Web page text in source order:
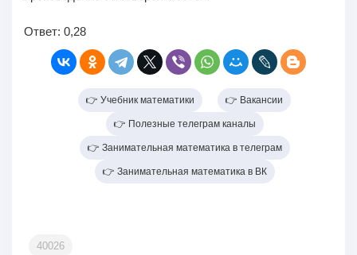
Ответ: 0,28
👉 Учебник математики 👉 Вакансии
👉 Полезные телеграм каналы
👉 Занимательная математика в телеграм
👉 Занимательная математика в ВК
40026